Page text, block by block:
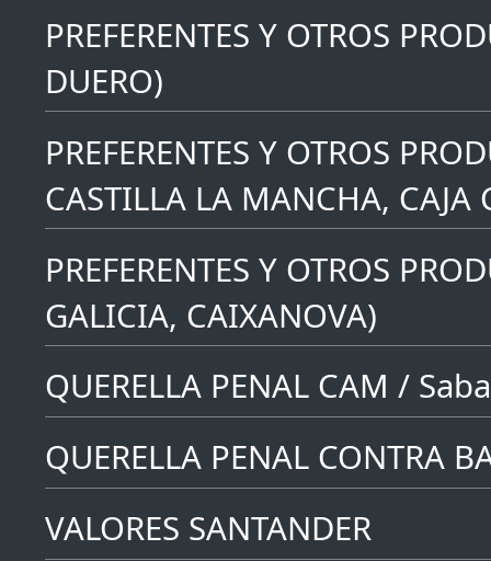
PREFERENTES Y OTROS
DUERO)
PREFERENTES Y OTROS
CASTILLA LA MANCHA, CAJA
PREFERENTES Y OTROS
GALICIA, CAIXANOVA)
QUERELLA PENAL CAM /
QUERELLA PENAL CONTRA
VALORES SANTANDER